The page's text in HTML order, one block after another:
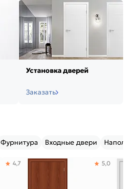
Установка дверей
Заказать
Фурнитура Входные двери
4,7 5,0